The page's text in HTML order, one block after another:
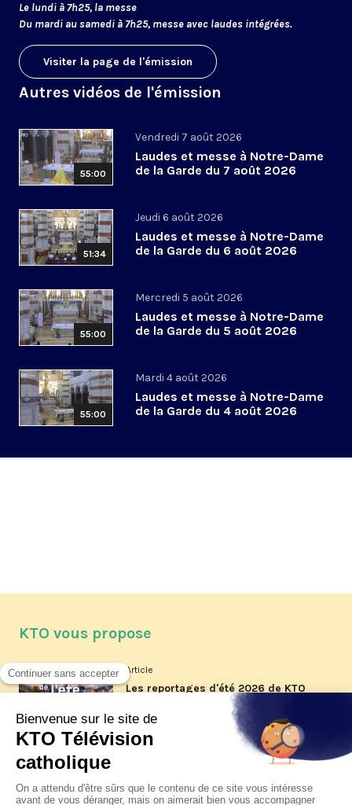
Le lundi à 7h25, la messe
Du mardi au samedi à 7h25, messe avec laudes intégrées.
Visiter la page de l'émission
Autres vidéos de l'émission
55:00
Vendredi 7 août 2026
Laudes et messe à Notre-Dame
de la Garde du 7 août 2026
51:34
Jeudi 6 août 2026
Laudes et messe à Notre-Dame
de la Garde du 6 août 2026
55:00
Mercredi 5 août 2026
Laudes et messe à Notre-Dame
de la Garde du 5 août 2026
55:00
Mardi 4 août 2026
Laudes et messe à Notre-Dame
de la Garde du 4 août 2026
KTO vous propose
Article
Les reportages d'été 2026 de KTO
Article
La visite pastorale du pape Léon
jeudi 6 août